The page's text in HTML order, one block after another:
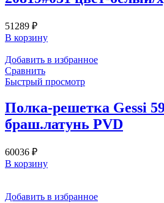
51289 ₽
В корзину
Добавить в избранное
Сравнить
Быстрый просмотр
Полка-решетка Gessi
браш.латунь PVD
60036 ₽
В корзину
Добавить в избранное